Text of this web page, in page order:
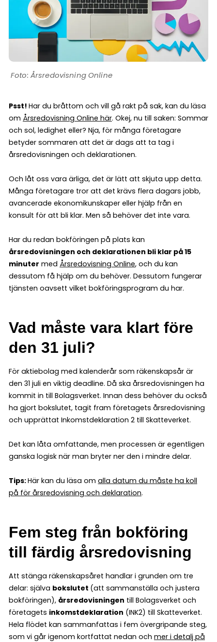
Årsredovisning Online
Psst! Har du bråttom och vill gå rakt på sak, kan du läsa
om Årsredovisning Online här. Okej, nu till saken: Sommar
och sol, ledighet eller? Nja, för många företagare
betyder sommaren att det är dags att ta tag i
årsredovisningen och deklarationen.
Och låt oss vara ärliga, det är lätt att skjuta upp detta.
Många företagare tror att det krävs flera dagars jobb,
avancerade ekonomikunskaper eller hjälp från en
konsult för att bli klar. Men så behöver det inte vara.
Har du redan bokföringen på plats kan
årsredovisningen och deklarationen bli klar på 15
minuter med Årsredovisning Online, och du kan
dessutom få hjälp om du behöver. Dessutom fungerar
tjänsten oavsett vilket bokföringsprogram du har.
Vad måste vara klart före
den 31 juli?
För aktiebolag med kalenderår som räkenskapsår är
den 31 juli en viktig deadline. Då ska årsredovisningen ha
kommit in till Bolagsverket. Innan dess behöver du också
ha gjort bokslutet, tagit fram företagets årsredovisning
och upprättat Inkomstdeklaration 2 till Skatteverket.
Det kan låta omfattande, men processen är egentligen
ganska logisk när man bryter ner den i mindre delar.
Tips:Här kan du läsa om alla datum du måste ha koll
på för årsredovisning och deklaration.
Fem steg från bokföring
till färdig årsredovisning
Att stänga räkenskapsåret handlar i grunden om tre
delar: själva bokslutet (att sammanställa och justera
bokföringen), årsredovisningen till Bolagsverket och
företagets inkomstdeklaration (INK2) till Skatteverket.
Hela flödet kan sammanfattas i fem övergripande steg,
som vi går igenom kortfattat nedan och mer i detalj på